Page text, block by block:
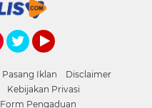
Pasang Iklan
Disclaimer
Kebijakan Privasi
Form Pengaduan